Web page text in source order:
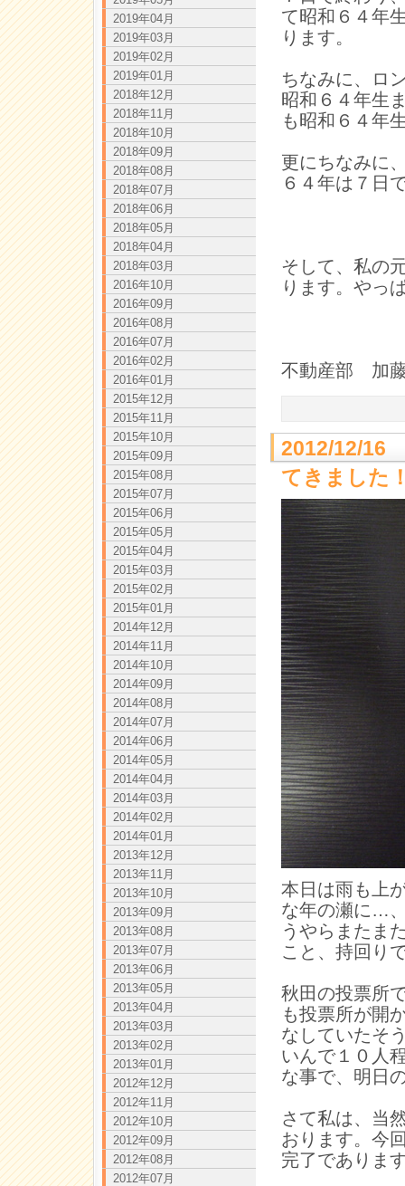
て昭和６４年
ります。
ちなみに、ロ
昭和６４年生
も昭和６４年
更にちなみに
６４年は７日
そして、私の
ります。やっ
不動産部 加
2012/12/16
てきました
本日は雨も上
な年の瀬に…
うやらまたま
こと、持回り
秋田の投票所
も投票所が開
なしていたそ
いんで１０人
な事で、明日
さて私は、当
おります。今
完了でありま
2019年04月
2019年03月
2019年02月
2019年01月
2018年12月
2018年11月
2018年10月
2018年09月
2018年08月
2018年07月
2018年06月
2018年05月
2018年04月
2018年03月
2016年10月
2016年09月
2016年08月
2016年07月
2016年02月
2016年01月
2015年12月
2015年11月
2015年10月
2015年09月
2015年08月
2015年07月
2015年06月
2015年05月
2015年04月
2015年03月
2015年02月
2015年01月
2014年12月
2014年11月
2014年10月
2014年09月
2014年08月
2014年07月
2014年06月
2014年05月
2014年04月
2014年03月
2014年02月
2014年01月
2013年12月
2013年11月
2013年10月
2013年09月
2013年08月
2013年07月
2013年06月
2013年05月
2013年04月
2013年03月
2013年02月
2013年01月
2012年12月
2012年11月
2012年10月
2012年09月
2012年08月
2012年07月